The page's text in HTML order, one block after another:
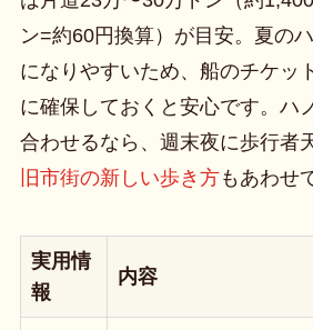
ン=約60円換算）が目安。夏の
になりやすいため、船のチケッ
に確保しておくと安心です。ハ
合わせるなら、週末夜に歩行者
旧市街の新しい歩き方もあわせ
実用情
報
内容